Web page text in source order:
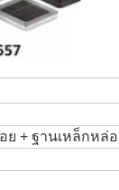
ย + ฐานเหล็กหล่อ